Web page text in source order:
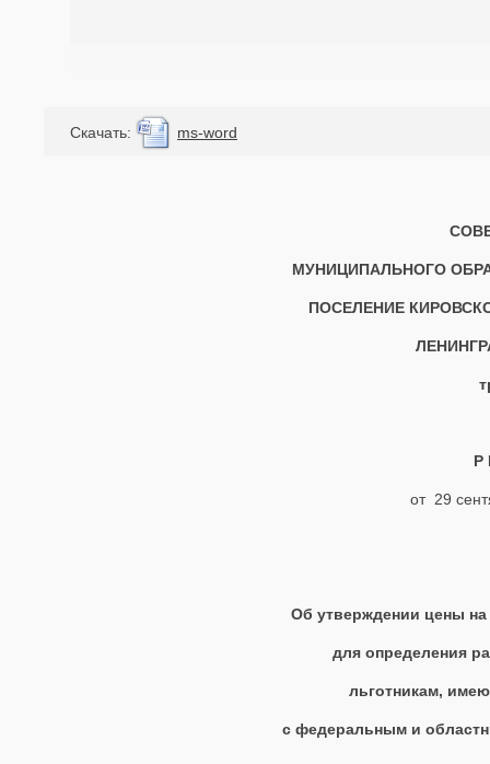
Cкачать: ms-word
МУНИЦИПАЛЬНОГО
ПОСЕЛЕНИЕ
Р
от 29
Об утверждении цены на
для определения
льготникам,
с федеральным и